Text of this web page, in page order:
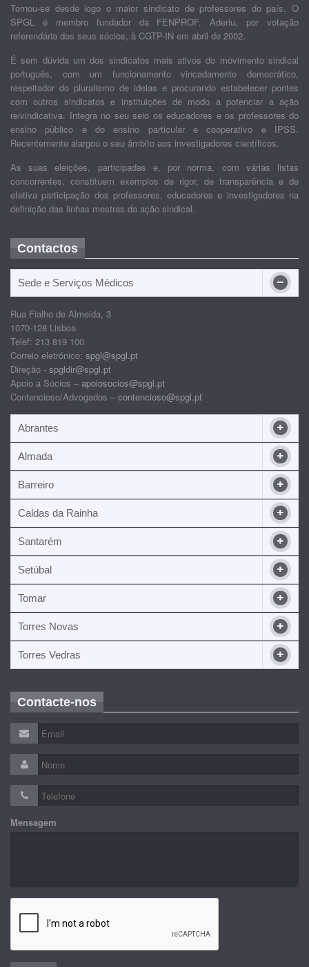
Tornou-se desde logo o maior sindicato de professores do país. O
SPGL é membro fundador da FENPROF. Aderiu, por votação
referendária dos seus sócios, à CGTP-IN em abril de 2002.
É sem dúvida um dos sindicatos mais ativos do movimento sindical
português, com um funcionamento vincadamente democrático,
respeitador do pluralismo de ideias e procurando estabelecer pontes
com outros sindicatos e instituições de modo a potenciar a ação
reivindicativa. Integra no seu seio os educadores e os professores do
ensino público e do ensino particular e cooperativo e IPSS.
Recentemente alargou o seu âmbito aos investigadores científicos.
As suas eleições, participadas e, por norma, com várias listas
concorrentes, constituem exemplos de rigor, de transparência e de
efetiva participação dos professores, educadores e investigadores na
definição das linhas mestras da ação sindical.
Contactos
Sede e Serviços Médicos
Rua Fialho de Almeida, 3
1070-128 Lisboa
Telef: 213 819 100
Correio eletrónico: spgl@spgl.pt
Direção - spgldir@spgl.pt
Apoio a Sócios – apoiosocios@spgl.pt
Contencioso/Advogados – contencioso@spgl.pt
Abrantes
Almada
Barreiro
Caldas da Rainha
Santarém
Setúbal
Tomar
Torres Novas
Torres Vedras
Contacte-nos
Mensagem